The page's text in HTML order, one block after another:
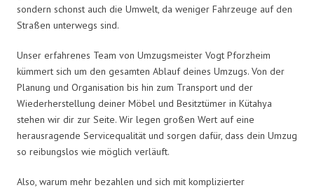
sondern schonst auch die Umwelt, da weniger Fahrzeuge auf den
Straßen unterwegs sind.
Unser erfahrenes Team von Umzugsmeister Vogt Pforzheim
kümmert sich um den gesamten Ablauf deines Umzugs. Von der
Planung und Organisation bis hin zum Transport und der
Wiederherstellung deiner Möbel und Besitztümer in Kütahya
stehen wir dir zur Seite. Wir legen großen Wert auf eine
herausragende Servicequalität und sorgen dafür, dass dein Umzug
so reibungslos wie möglich verläuft.
Also, warum mehr bezahlen und sich mit komplizierter